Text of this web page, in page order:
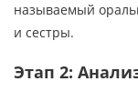
называемый
и сестры.
Этап 2: